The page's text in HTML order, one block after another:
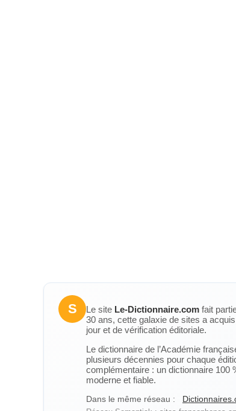
S Le site Le-Dictionnaire.com fait
30 ans, cette galaxie de sites a
jour et de vérification éditoriale.
Le dictionnaire de l’Académie
plusieurs décennies pour chaque
complémentaire : un dictionnaire 100
moderne et fiable.
Dans le même réseau :